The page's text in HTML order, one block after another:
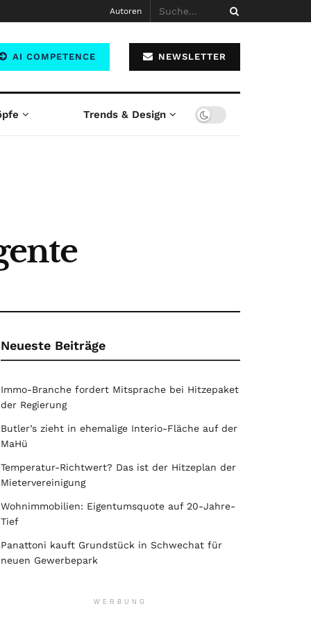
Autoren
AI COMPETENCE NEWSLETTER
Trends & Design
Neueste Beiträge
Immo-Branche fordert Mitsprache bei Hitzepaket
der Regierung
Butler’s zieht in ehemalige Interio-Fläche auf der
MaHü
Temperatur-Richtwert? Das ist der Hitzeplan der
Mietervereinigung
Wohnimmobilien: Eigentumsquote auf 20-Jahre-
Tief
Panattoni kauft Grundstück in Schwechat für
neuen Gewerbepark
WERBUNG